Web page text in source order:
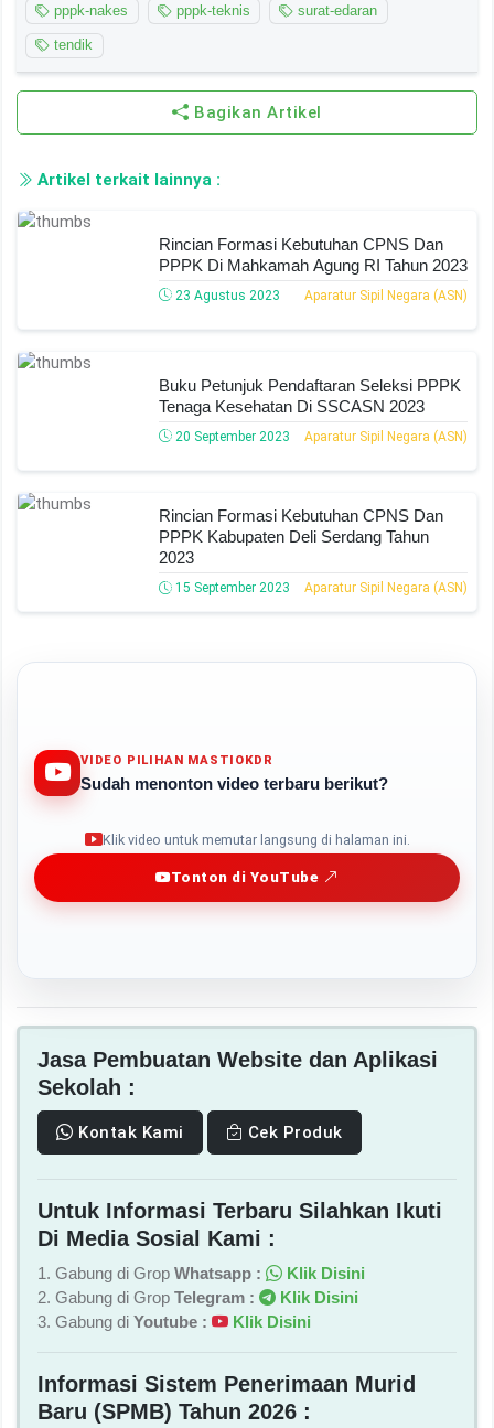
pppk-nakes pppk-teknis surat-edaran
tendik
Bagikan Artikel
Artikel terkait lainnya :
Rincian Formasi Kebutuhan CPNS Dan
PPPK Di Mahkamah Agung RI Tahun 2023
23 Agustus 2023 Aparatur Sipil Negara (ASN)
Buku Petunjuk Pendaftaran Seleksi PPPK
Tenaga Kesehatan Di SSCASN 2023
20 September 2023 Aparatur Sipil Negara (ASN)
Rincian Formasi Kebutuhan CPNS Dan
PPPK Kabupaten Deli Serdang Tahun
2023
15 September 2023 Aparatur Sipil Negara (ASN)
VIDEO PILIHAN MASTIOKDR
Sudah menonton video terbaru berikut?
Klik video untuk memutar langsung di halaman ini.
Tonton di YouTube
Jasa Pembuatan Website dan Aplikasi
Sekolah :
Kontak Kami Cek Produk
Untuk Informasi Terbaru Silahkan Ikuti
Di Media Sosial Kami :
1. Gabung di Grop Whatsapp :
Klik Disini
2. Gabung di Grop Telegram :
Klik Disini
3. Gabung di Youtube : Klik Disini
Informasi Sistem Penerimaan Murid
Baru (SPMB) Tahun 2026 :